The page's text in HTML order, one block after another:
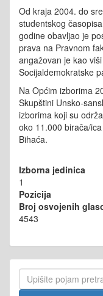
Od kraja 2004. do
studentskog
godine obavljao je
prava na Pravnom
angažovan je kao
Socijaldemokratske
Na Općim izborima
Skupštini Unsko-
izborima koji su
oko 11.000 birača/
Bihaća.
Izborna jedinica
1
Pozicija
Broj osvojenih
4543